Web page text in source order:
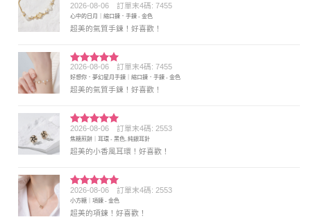
評分5 滿
分 5
2026-08-06 訂單末4碼: 7455
心中的日月｜縮口鍊．手鍊 - 金色
超美的氣質手鍊！好喜歡！
評分5 滿
分 5
2026-08-06 訂單末4碼: 7455
好想你．夢幻星月手鍊｜縮口鍊．手鍊 - 金色
超美的氣質手鍊！好喜歡！
評分5 滿
分 5
2026-08-06 訂單末4碼: 2553
焦糖煎餅｜耳環 - 黑色, 純銀耳針
超美的小香風耳環！好喜歡！
評分5 滿
分 5
2026-08-06 訂單末4碼: 2553
小方糖｜項鍊 - 金色
超美的項鍊！好喜歡！